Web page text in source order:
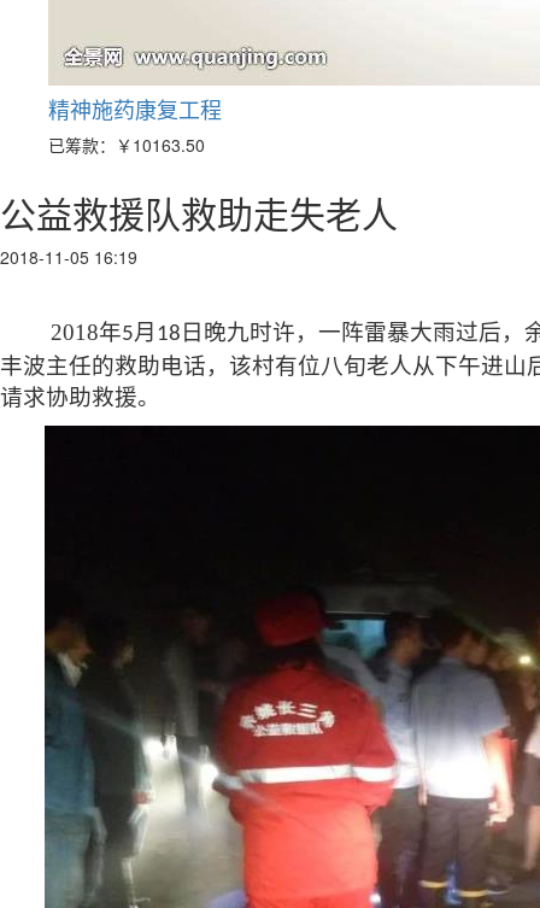
精神施药康复工程
已筹款： ￥10163.50
公益救援队救助走失老人
2018-11-05 16:19
2018年5月 18 日晚九时许，一阵雷暴大雨过后，
丰波主任的救助电话，该村有位八旬老人从下午进
请求协助救援。